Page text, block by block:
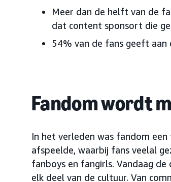
Meer dan de helft van de
dat content sponsort die
54% van de fans geeft aan
Fandom wordt
In het verleden was fandom
afspeelde, waarbij fans veelal
fanboys en fangirls. Vandaag
elk deel van de cultuur. Van